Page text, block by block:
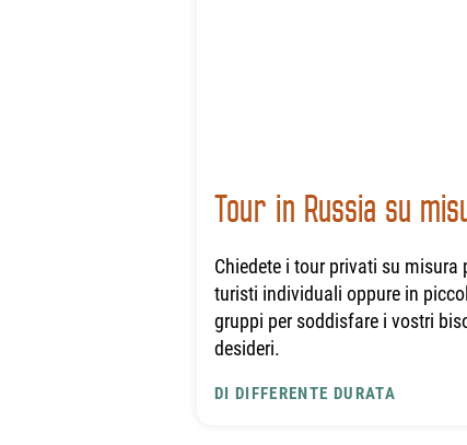
Tour in Russia su
Chiedete i tour privati su misura
turisti individuali oppure in
gruppi per soddisfare i vostri
desideri.
DI DIFFERENTE DURATA